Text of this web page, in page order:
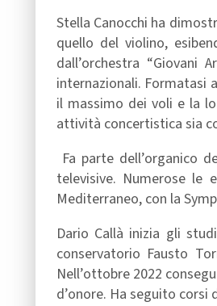
Stella Canocchi ha
quello del violino,
dall’orchestra “Giovani
internazionali. Formatasi
il massimo dei voli e la
attività concertistica sia
Fa parte dell’organico
televisive. Numerose le
Mediterraneo, con la
Dario Callà inizia gli
conservatorio Fausto
Nell’ottobre 2022
d’onore. Ha seguito